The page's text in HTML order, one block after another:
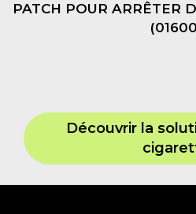
PATCH POUR ARRÊTER
Découvrir la